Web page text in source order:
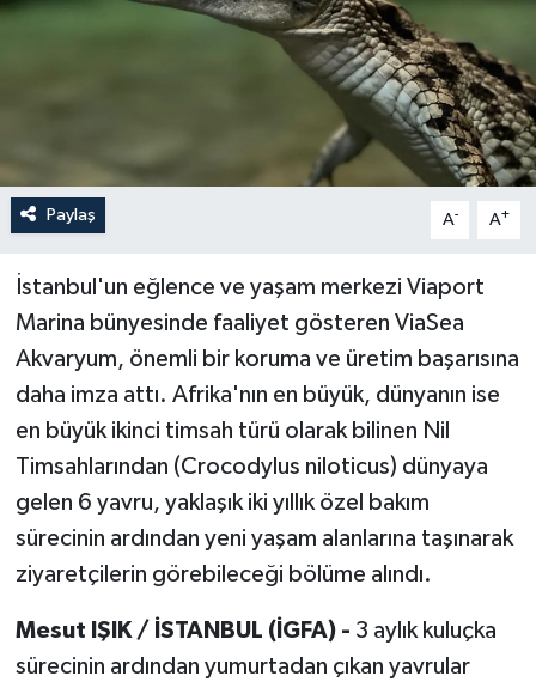
Paylaş A- A+
İstanbul'un eğlence ve yaşam merkezi Viaport
Marina bünyesinde faaliyet gösteren ViaSea
Akvaryum, önemli bir koruma ve üretim başarısına
daha imza attı. Afrika'nın en büyük, dünyanın ise
en büyük ikinci timsah türü olarak bilinen Nil
Timsahlarından (Crocodylus niloticus) dünyaya
gelen 6 yavru, yaklaşık iki yıllık özel bakım
sürecinin ardından yeni yaşam alanlarına taşınarak
ziyaretçilerin görebileceği bölüme alındı.
Mesut IŞIK / İSTANBUL (İGFA) - 3 aylık kuluçka
sürecinin ardından yumurtadan çıkan yavrular